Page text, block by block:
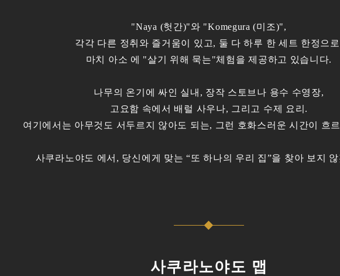
"Naya (헛간)"와 "Komegura (미조)",
각각 다른 정취와 즐거움이 있고, 둘 다 하루 한 세트 한정으
마치 아소 에 "살기 위해 묵는"체험을 제공하고 있습니다.
나무의 온기에 싸인 실내, 장작 스토브나 용수 수영장,
고요함 속에서 배럴 사우나, 그리고 수제 요리.
여기에서는 아무것도 서두르지 않아도 되는, 그런 호화스러운 시간이 흐
사쿠라노야도 에서, 당신에게 맞는 “또 하나의 우리 집”을 찾아 보지
사쿠라노야도 맵